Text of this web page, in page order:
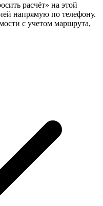
расчёт» на этой
напрямую по телефону.
с учетом маршрута,